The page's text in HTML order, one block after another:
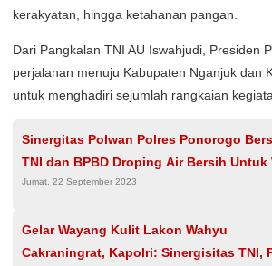
kerakyatan, hingga ketahanan pangan.
Dari Pangkalan TNI AU Iswahjudi, Presiden
perjalanan menuju Kabupaten Nganjuk dan
untuk menghadiri sejumlah rangkaian
Sinergitas Polwan Polres Ponorogo
TNI dan BPBD Droping Air Bersih Untuk
Slahung
Jumat, 22 September 2023
Gelar Wayang Kulit Lakon Wahyu
Cakraningrat, Kapolri: Sinergisitas TNI,